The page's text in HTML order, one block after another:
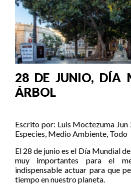
28 DE JUNIO, DÍA
ÁRBOL
Escrito por: Luis Moctezuma Jun
Especies, Medio Ambiente, Todo
El 28 de junio es el Día Mundial
muy importantes para el
indispensable actuar para que
tiempo en nuestro planeta.